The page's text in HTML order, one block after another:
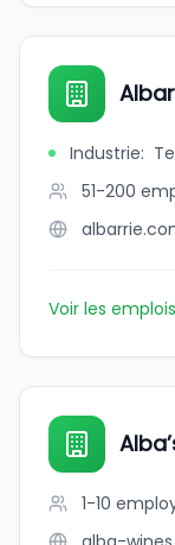
Industrie:
51-200
Voir les
1-10